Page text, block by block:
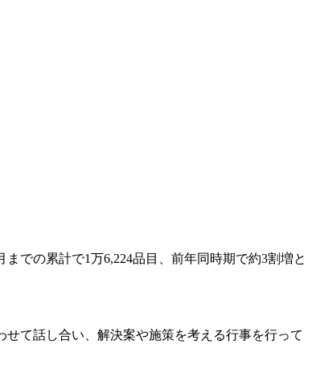
での累計で1万6,224品目、前年同時期で約3割増と
て話し合い、解決案や施策を考える行事を行って